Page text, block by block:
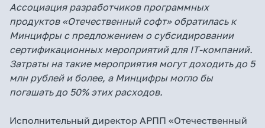
Ассоциация разработчиков программных
продуктов «Отечественный софт» обратилась к
Минцифры с предложением о субсидировании
сертификационных мероприятий для IТ-компаний.
Затраты на такие мероприятия могут доходить до 5
млн рублей и более, а Минцифры могло бы
погашать до 50% этих расходов.
Исполнительный директор АРПП «Отечественный